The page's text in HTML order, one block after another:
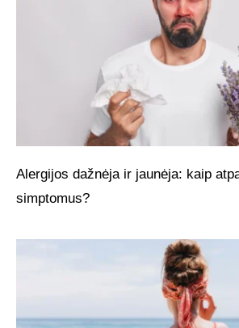
Alergijos dažnėja ir jaunėja: kaip
simptomus?